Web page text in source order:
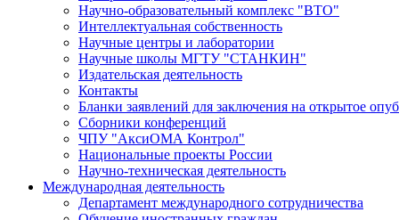
Научно-образовательный комплекс "ВТО"
Интеллектуальная собственность
Научные центры и лаборатории
Научные школы МГТУ "СТАНКИН"
Издательская деятельность
Контакты
Бланки заявлений для заключения на открытое
Сборники конференций
ЧПУ "АксиОМА Контрол"
Национальные проекты России
Научно-техническая деятельность
Международная деятельность
Департамент международного сотрудничества